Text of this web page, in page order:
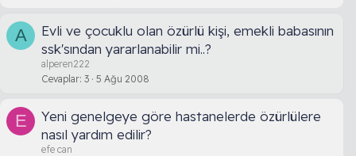
A
Evli ve çocuklu olan özürlü kişi, emekli babasının
ssk'sından yararlanabilir mi..?
alperen222
Cevaplar 3 5 Ağu 2008
E
Yeni genelgeye göre hastanelerde özürlülere
nasıl yardım edilir?
efe can